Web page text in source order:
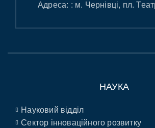
Адреса: : м. Чернівці, пл.
НАУКА
Науковий відділ
Сектор інноваційного розвитку